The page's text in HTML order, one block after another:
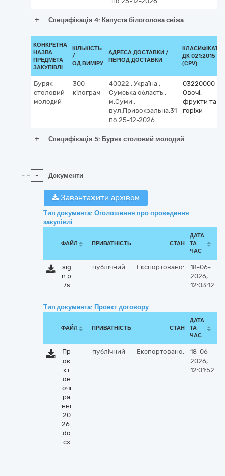
+ Специфікація 4: Капуста білоголова свіжа
КОНКРЕТНА
НАЗВА
ПРЕДМЕТА
ЗАКУПІВЛІ
КІЛЬКІСТЬ
/
ОД.ВИМІРУ
АДРЕСА ДОСТАВКИ /
ПЕРІОД ДОСТАВКИ
ДК 021:2015
(CPV)
Буряк
столовий
молодий
300
кілограм
40022 , Україна ,
Сумська область ,
м.Суми ,
вул.Привокзальна,31
по 25-12-2026
03220000-9
Овочі,
фрукти та
горіхи
+ Специфікація 5: Буряк столовий молодий
- Документи
Завантажити архівом
Тип документа: Оголошення про проведення
закупівлі
ФАЙЛ ПРИВАТНІСТЬ СТАН
ДАТА
ТА
ЧАС
sig
n.p
7s
публічний Експортовано:
18-06-
2026,
12:03:12
Тип документа: Проект договору
ФАЙЛ ПРИВАТНІСТЬ СТАН
ДАТА
ТА
ЧАС
Пр
оє
кт
ов
очі
ра
нні
20
26.
do
cx
публічний Експортовано:
18-06-
2026,
12:01:52